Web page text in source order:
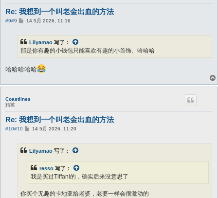
Re: 我想到一个叫老金出血的方法
#9#9
帖14 5月 2026, 11:16
Lilyamao 写了：
那是你有趣的小钱包只能喜欢有趣的小首饰、哈哈哈
哈哈哈哈哈
Coastlines
精英
Re: 我想到一个叫老金出血的方法
#10#10
帖
14 5月 2026, 11:20
Lilyamao 写了：
resso 写了：
我是买过Tiffani的，确实后来没意思了
你买个无趣的卡地亚给老婆，老婆一样会很激动的